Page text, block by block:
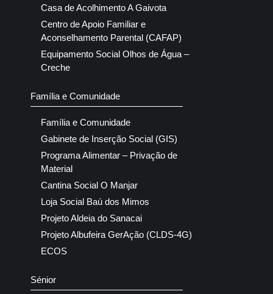
Casa de Acolhimento A Gaivota
Centro de Apoio Familiar e
Aconselhamento Parental (CAFAP)
Equipamento Social Olhos de Água –
Creche
Família e Comunidade
Família e Comunidade
Gabinete de Inserção Social (GIS)
Programa Alimentar – Privação de
Material
Cantina Social O Manjar
Loja Social Baú dos Mimos
Projeto Aldeia do Sanacai
Projeto Albufeira GerAção (CLDS-4G)
ECOS
Sénior